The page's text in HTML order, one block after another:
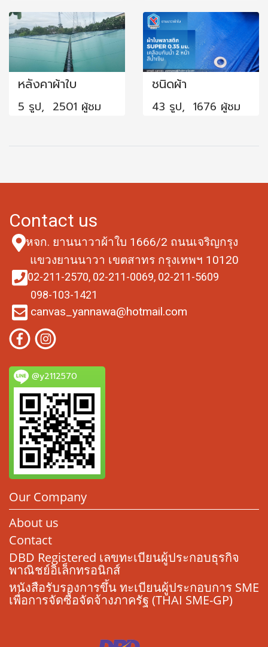
หลังคาผ้าใบ
5 รูป, 2501 ผู้ชม
ชนิดผ้า
43 รูป, 1676 ผู้ชม
Contact us
หจก. ยานนาวาผ้าใบ 1666/2 ถนนเจริญกรุง
แขวงยานนาวา เขตสาทร กรุงเทพฯ 10120
02-211-2570, 02-211-0069, 02-211-5609
098-103-1421
canvas_yannawa@hotmail.com
@y2112570
Our Company
About us
Contact
DBD Registered เลขทะเบียนผู้ประกอบธุรกิจ
พาณิชย์อิเล็กทรอนิกส์
หนังสือรับรองการขึ้น ทะเบียนผู้ประกอบการ SME
เพื่อการจัดซื้อจัดจ้างภาครัฐ (THAI SME-GP)